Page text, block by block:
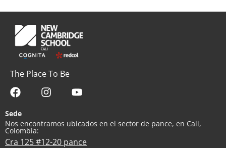
The Place To Be
Sede
Nos encontramos ubicados en el sector de pance, en Cali,
Colombia:
Cra 125 #12-20 pance